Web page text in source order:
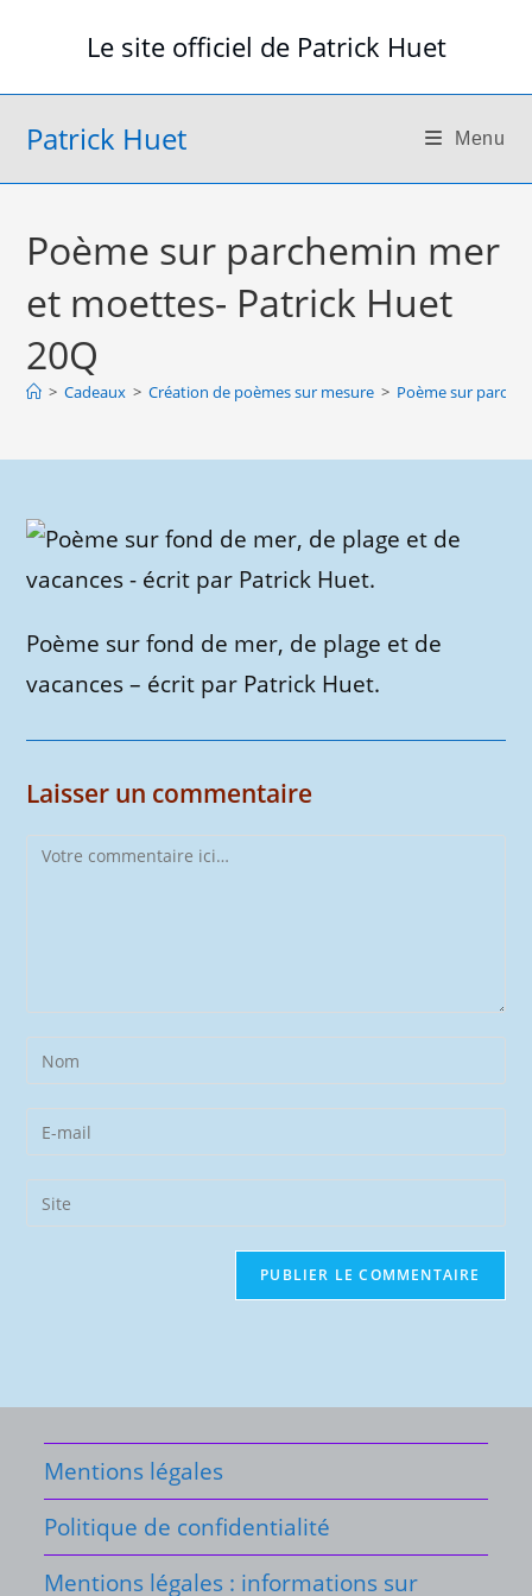
Le site officiel de Patrick Huet
Patrick Huet Menu
Poème sur parchemin mer
et moettes- Patrick Huet
20Q
> Cadeaux > Création de poèmes sur mesure > Poème sur
Poème sur fond de mer, de plage et de
vacances – écrit par Patrick Huet.
Laisser un commentaire
Comment
Enter
your
name
comment
Enter
your
email
address
Saisir
l’URL
Mentions légales
Politique de confidentialité
Mentions légales : informations sur